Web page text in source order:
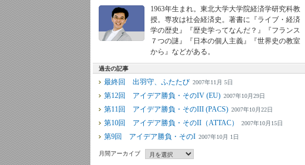
1963年生まれ。東北大学大学院経済学研究科教
授。専攻は社会経済史。著書に『ライブ・経済
学の歴史』『歴史学ってなんだ？』『フランス
７つの謎』『日本の個人主義』『世界史の教室
から』などがある。
過去の記事
最終回 出羽守、ふたたび 2007年11月 5日
第12回 アイデア勝負・そのIV (EU) 2007年10月29日
第11回 アイデア勝負・そのIII (PACS) 2007年10月22日
第10回 アイデア勝負・そのII（ATTAC） 2007年10月15日
第9回 アイデア勝負・そのI 2007年10月 1日
月間アーカイブ